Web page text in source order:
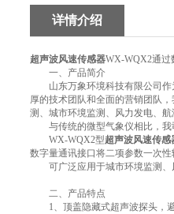
详情介绍
超声波风速传感器WX-WQX2通过
一、产品简介
山东万象环境科技有限公司作
厚的技术团队和全面的营销团队
测、城市环境监测、风力发电、
与传统的微型气象仪相比，我
WX-WQX2型超声波风速传感
数字量通讯接口将二项参数一次
可广泛应用于城市环境监测、
二、产品特点
1、顶盖隐藏式超声波探头，